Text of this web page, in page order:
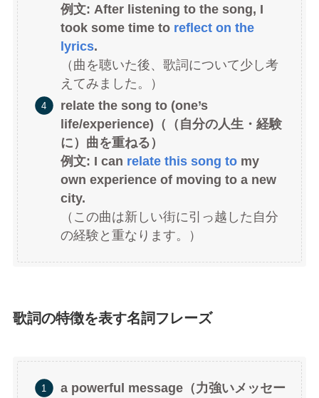
例文: After listening to the song, I
took some time to reflect on the
lyrics.
（曲を聴いた後、歌詞について少し考
えてみました。）
relate the song to (one’s
life/experience)（（自分の人生・経験
に）曲を重ねる）
例文: I can relate this song to my
own experience of moving to a new
city.
（この曲は新しい街に引っ越した自分
の経験と重なります。）
歌詞の特徴を表す名詞フレーズ
a powerful message（力強いメッセー